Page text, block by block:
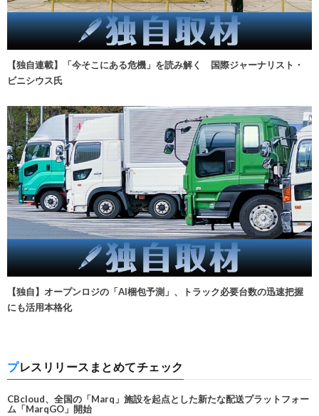
【独自連載】「今そこにある危機」を読み解く 国際ジャーナリスト・
ビニシウス氏
【独自】オープンロジの「AI梱包予測」、トラック必要台数の迅速把握
にも活用本格化
プレスリリースまとめてチェック
CBcloud、全国の「Marq」施設を起点とした新たな配送プラットフォー
ム「MarqGO」開始